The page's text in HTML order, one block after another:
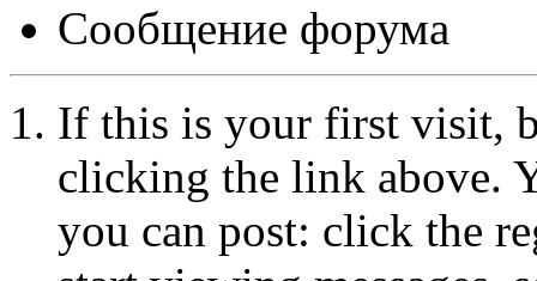
Сообщение форума
If this is your first visit,
clicking the link above.
you can post: click the